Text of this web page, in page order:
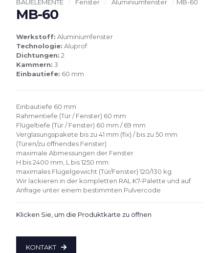
BAUELEMENTE / Fenster / Aluminiumfenster / MB-60
MB-60
Werkstoff: Aluminiumfenster
Technologie: Aluprof
Dichtungen: 2
Kammern: 3
Einbautiefe: 60 mm
Einbautiefe 60 mm
Rahmentiefe (Tür / Fenster) 60 mm
Flügeltiefe (Tür / Fenster) 60 mm / 69 mm
Verglasungspakete bis zu 41 mm (fix) / bis zu 50 mm
(Türen/zu öffnendes Fenster)
maximale Abmessungen der Fenster
H bis 2400 mm, L bis 1250 mm
maximales Flügelgewicht (Tür/Fenster) 120/130 kg
Wir lackieren in der kompletten RAL K7-Palette und auf
Anfrage unter einem bestimmten Pulvercode
Klicken Sie, um die Produktkarte zu öffnen
KONTAKT